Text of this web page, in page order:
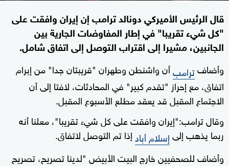
قال الرئيس الأميركي دونالد ترامب إن إيران وافقت على
"كل شيء تقريبا" في إطار المفاوضات الجارية بين
الجانبين، مشيرا إلى اقتراب التوصل إلى اتفاق شامل.
وأضافترامبأن واشنطن وطهران "قريبتان جدا" من إبرام
اتفاق، مع إحراز "تقدم كبير" في المحادثات، لافتا إلى أن
الاجتماع المقبل قد يعقد مطلع الأسبوع المقبل.
وقال ترامب:"إيران وافقت على كل شيء تقريبا"، معلنا أنه
ربما يذهب إلىإسلام أبادإذا تم التوصل لاتفاق.
وأضاف للصحفيين ⁠خارج ‌البيت الأبيض "لدينا ⁠تصريح، تصريح